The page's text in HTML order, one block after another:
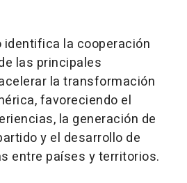
identifica la cooperación
las principales
la transformación
favoreciendo el
la generación de
y el desarrollo de
entre países y territorios.